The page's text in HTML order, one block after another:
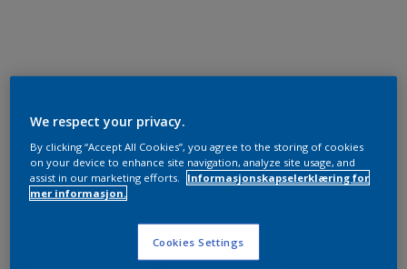
We respect your privacy.
By clicking “Accept All Cookies”, you agree to the storing of cookies
on your device to enhance site navigation, analyze site usage, and
assist in our marketing efforts.
Informasjonskapselerklæring for
mer informasjon.
Cookies Settings